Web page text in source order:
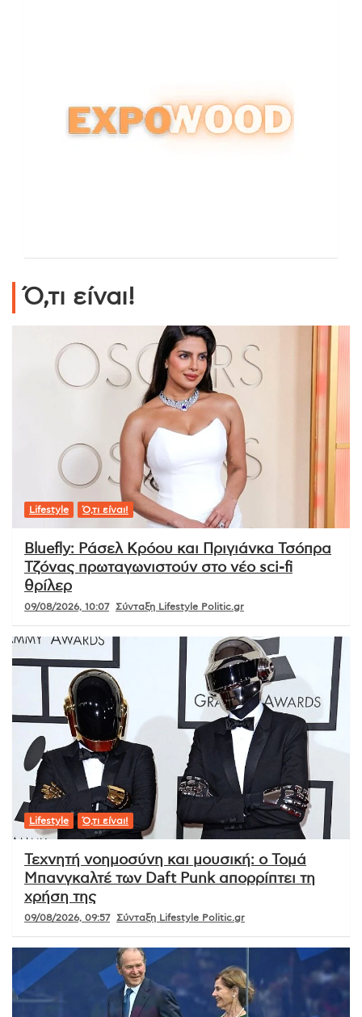
Ό,τι είναι!
Lifestyle Ό,τι είναι!
Bluefly: Ράσελ Κρόου και Πριγιάνκα Τσόπρα
Τζόνας πρωταγωνιστούν στο νέο sci-fi
θρίλερ
09/08/2026, 10:07 Σύνταξη Lifestyle Politic.gr
Lifestyle Ό,τι είναι!
Τεχνητή νοημοσύνη και μουσική: ο Τομά
Μπανγκαλτέ των Daft Punk απορρίπτει τη
χρήση της
09/08/2026, 09:57 Σύνταξη Lifestyle Politic.gr